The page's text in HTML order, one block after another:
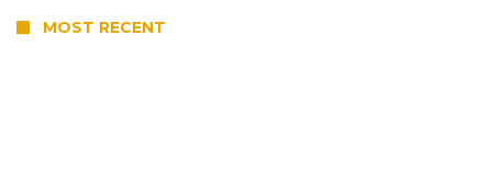
MOST RECENT